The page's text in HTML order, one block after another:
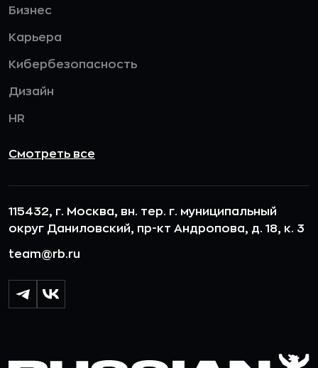
Бизнес
Карьера
Кибербезопасность
Дизайн
HR
Смотреть все
115432, г. Москва, вн. тер. г. муниципальный
округ Даниловский, пр-кт Андропова, д. 18, к. 3
team@rb.ru